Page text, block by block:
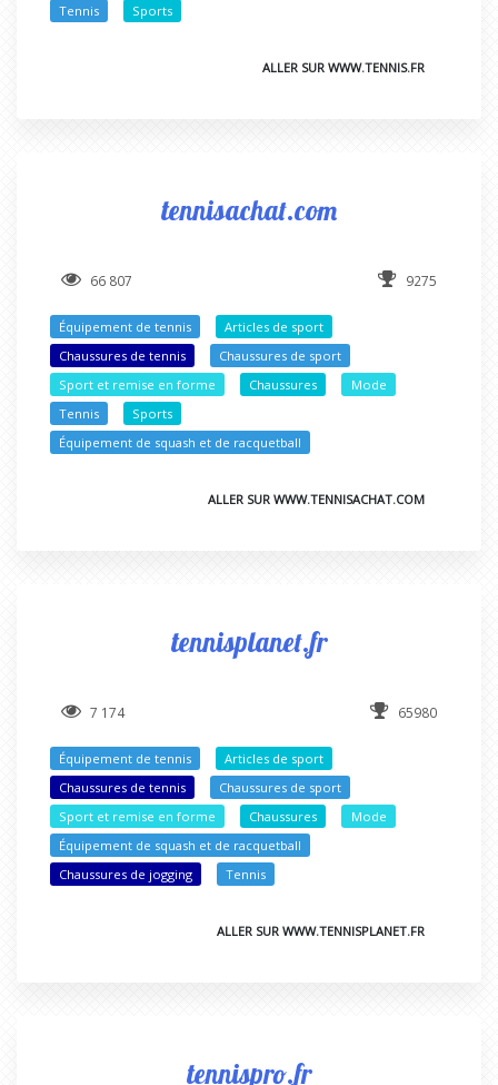
Tennis
Sports
ALLER SUR WWW.TENNIS.FR
tennisachat.com
66 807 9275
Équipement de tennis
Articles de sport
Chaussures de tennis
Chaussures de sport
Sport et remise en forme
Chaussures
Mode
Tennis
Sports
Équipement de squash et de racquetball
ALLER SUR WWW.TENNISACHAT.COM
tennisplanet.fr
7 174 65980
Équipement de tennis
Articles de sport
Chaussures de tennis
Chaussures de sport
Sport et remise en forme
Chaussures
Mode
Équipement de squash et de racquetball
Chaussures de jogging
Tennis
ALLER SUR WWW.TENNISPLANET.FR
tennispro.fr